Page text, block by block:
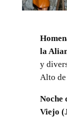
la
y
Alto
Noche
Viejo